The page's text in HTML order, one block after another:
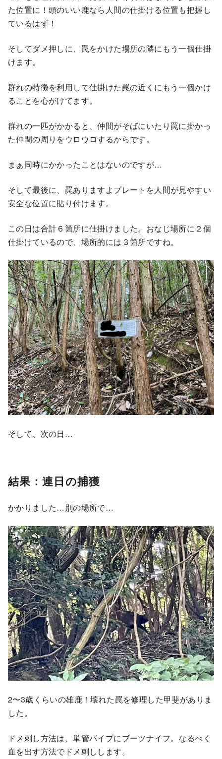
た位置に！頭のいい鹿なら人間の仕掛ける位置も把握し
ているはず！
そしてダメ押しに、罠をかけた場所の隣にもう一個仕掛
けます。
群れの特徴を利用して仕掛けた罠の近くにもう一個かけ
ることを心がけてます。
群れの一匹がかかると、仲間がそばにいたり罠に掛かっ
た仲間の周りをウロウロするからです。
まぁ同時にかかったことはないのですが…
そして最後に、罠ありますよプレートを人間が見やすい
安全な位置に貼り付けます。
この日は合計６箇所に仕掛けました。おなじ場所に２個
仕掛けているので、場所的には３箇所ですね。
そして、次の日…
結果：連日の捕獲
かかりました…別の場所で…
2〜3歳くらいの雄鹿！壊れた罠を修理した甲斐がありま
した。
ドメ刺し方法は、単管パイプにブーツナイフ。なるべく
血を出す方法でドメ刺しします。